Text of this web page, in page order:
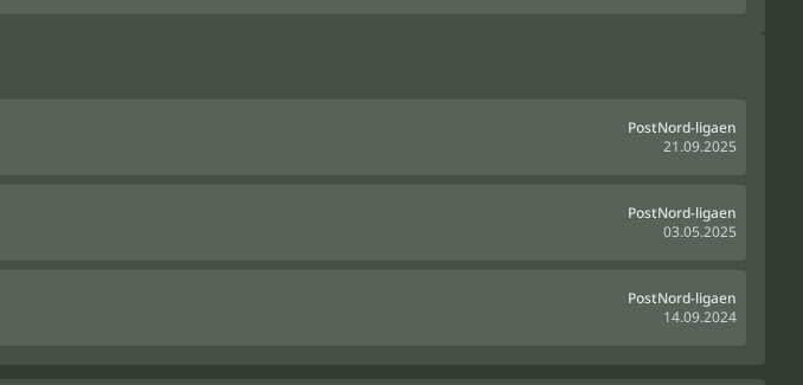
PostNord-ligaen
21.09.2025
PostNord-ligaen
03.05.2025
PostNord-ligaen
14.09.2024